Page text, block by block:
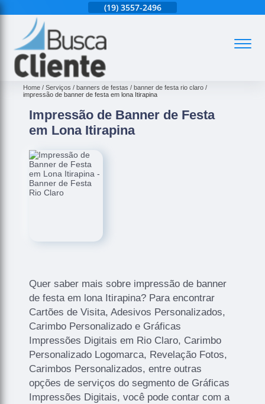
(19) 3557-2496
Home Serviços banners de festas
banner de festa rio claro
impressão de banner de festa em lona Itirapina
Impressão de Banner de Festa
em Lona Itirapina
Quer saber mais sobre impressão de banner
de festa em lona Itirapina? Para encontrar
Cartões de Visita, Adesivos Personalizados,
Carimbo Personalizado e Gráficas
Impressões Digitais em Rio Claro, Carimbo
Personalizado Logomarca, Revelação Fotos,
Carimbos Personalizados, entre outras
opções de serviços do segmento de Gráficas
Impressões Digitais, você pode contar com a